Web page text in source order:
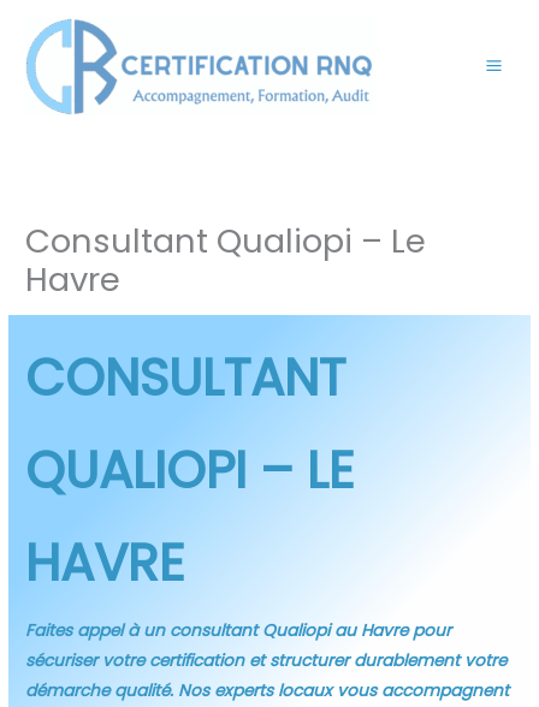
contenu
Consultant Qualiopi – Le
Havre
CONSULTANT
QUALIOPI – LE
HAVRE
Faites appel à un consultant Qualiopi au Havre pour
sécuriser votre certification et structurer durablement votre
démarche qualité. Nos experts locaux vous accompagnent